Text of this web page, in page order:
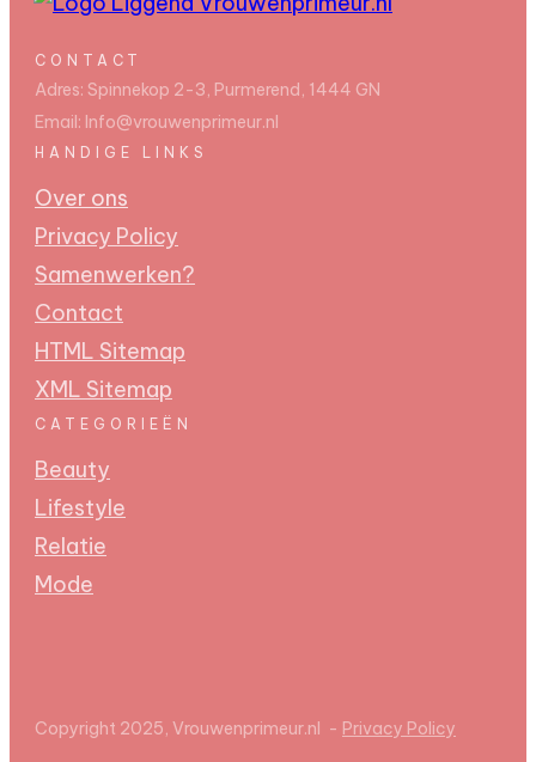
CONTACT
Adres: Spinnekop 2-3, Purmerend, 1444 GN
Email: Info@vrouwenprimeur.nl
HANDIGE LINKS
Over ons
Privacy Policy
Samenwerken?
Contact
HTML Sitemap
XML Sitemap
CATEGORIEËN
Beauty
Lifestyle
Relatie
Mode
Copyright 2025, Vrouwenprimeur.nl - Privacy Policy